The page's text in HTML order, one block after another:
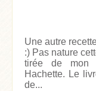
Une autre
:) Pas nature
tirée de mon
Hachette. Le
de...